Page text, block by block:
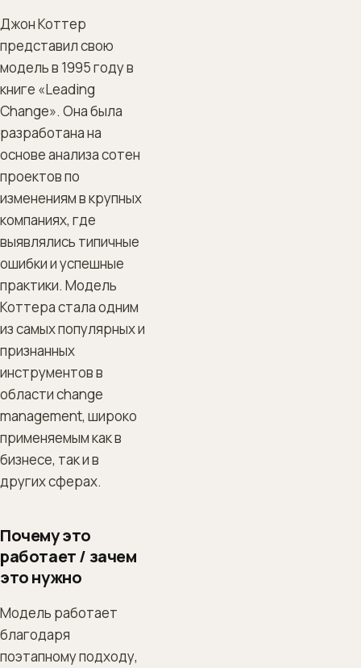
Джон Коттер
представил свою
модель в 1995 году в
книге «Leading
Change». Она была
разработана на
основе анализа сотен
проектов по
изменениям в крупных
компаниях, где
выявлялись типичные
ошибки и успешные
практики. Модель
Коттера стала одним
из самых популярных и
признанных
инструментов в
области change
management, широко
применяемым как в
бизнесе, так и в
других сферах.
Почему это
работает / зачем
это нужно
Модель работает
благодаря
поэтапному подходу,